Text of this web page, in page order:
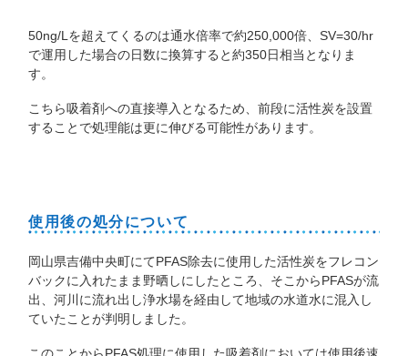
50ng/Lを超えてくるのは通水倍率で約250,000倍、SV=30/hr
で運用した場合の日数に換算すると約350日相当となりま
す。
こちら吸着剤への直接導入となるため、前段に活性炭を設置
することで処理能は更に伸びる可能性があります。
使用後の処分について
岡山県吉備中央町にてPFAS除去に使用した活性炭をフレコン
バックに入れたまま野晒しにしたところ、そこからPFASが流
出、河川に流れ出し浄水場を経由して地域の水道水に混入し
ていたことが判明しました。